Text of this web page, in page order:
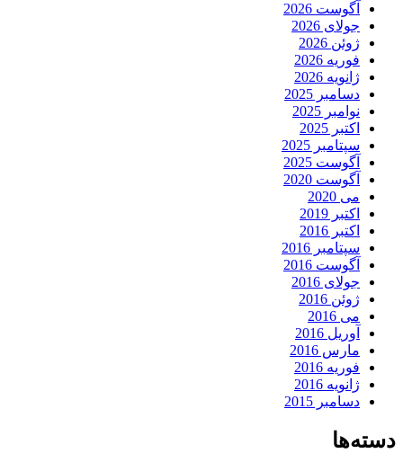
آگوست 2026
جولای 2026
ژوئن 2026
فوریه 2026
ژانویه 2026
دسامبر 2025
نوامبر 2025
اکتبر 2025
سپتامبر 2025
آگوست 2025
آگوست 2020
می 2020
اکتبر 2019
اکتبر 2016
سپتامبر 2016
آگوست 2016
جولای 2016
ژوئن 2016
می 2016
آوریل 2016
مارس 2016
فوریه 2016
ژانویه 2016
دسامبر 2015
دسته‌ها